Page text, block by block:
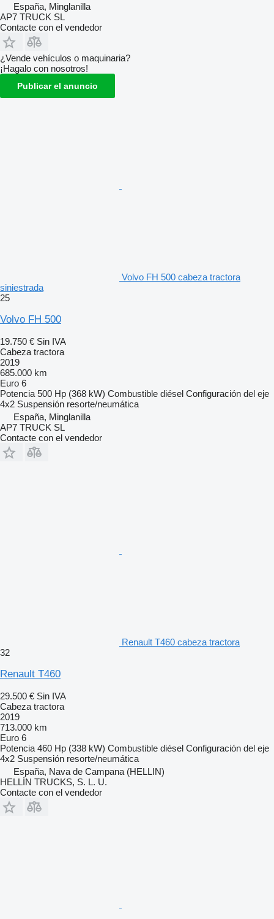
España, Minglanilla
AP7 TRUCK SL
Contacte con el vendedor
¿Vende vehículos o maquinaria?
¡Hagalo con nosotros!
Publicar el anuncio
Volvo FH 500 cabeza tractora
siniestrada
25
Volvo FH 500
19.750 € Sin IVA
Cabeza tractora
2019
685.000 km
Euro 6
Potencia 500 Hp (368 kW) Combustible diésel Configuración del eje
4x2 Suspensión resorte/neumática
España, Minglanilla
AP7 TRUCK SL
Contacte con el vendedor
Renault T460 cabeza tractora
32
Renault T460
29.500 € Sin IVA
Cabeza tractora
2019
713.000 km
Euro 6
Potencia 460 Hp (338 kW) Combustible diésel Configuración del eje
4x2 Suspensión resorte/neumática
España, Nava de Campana (HELLIN)
HELLÍN TRUCKS, S. L. U.
Contacte con el vendedor